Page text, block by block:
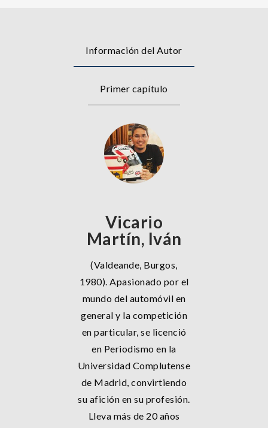
Información del Autor
Primer capítulo
Vicario
Martín, Iván
(Valdeande, Burgos,
1980). Apasionado por el
mundo del automóvil en
general y la competición
en particular, se licenció
en Periodismo en la
Universidad Complutense
de Madrid, convirtiendo
su afición en su profesión.
Lleva más de 20 años